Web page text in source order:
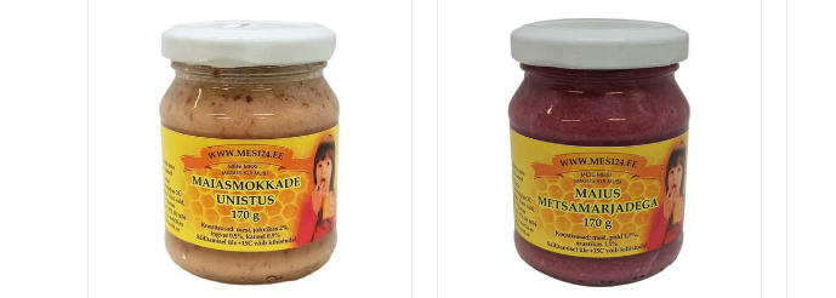
несколько
вариаций.
Опции
можно
выбрать
на
странице
товара.